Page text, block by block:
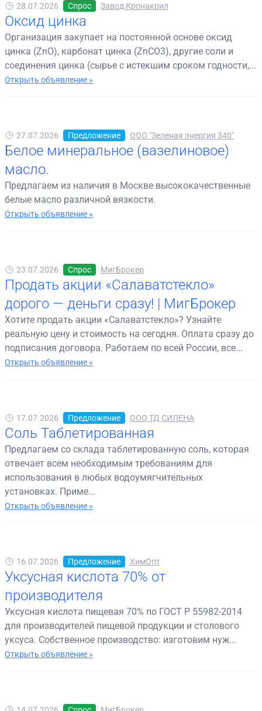
28.07.2026 Спрос Завод Кронакрил
Оксид цинка
Организация закупает на постоянной основе оксид
цинка (ZnO), карбонат цинка (ZnCO3), другие соли и
соединения цинка (сырье с истекшим сроком годности,...
Открыть объявление »
27.07.2026 Предложение ООО "Зеленая энергия 340"
Белое минеральное (вазелиновое)
масло.
Предлагаем из наличия в Москве высококачественные
белые масло различной вязкости.
Открыть объявление »
23.07.2026 Спрос МигБрокер
Продать акции «Салаватстекло»
дорого — деньги сразу! | МигБрокер
Хотите продать акции «Салаватстекло»? Узнайте
реальную цену и стоимость на сегодня. Оплата сразу до
подписания договора. Работаем по всей России, все...
Открыть объявление »
17.07.2026 Предложение ООО ТД СИЛЕНА
Соль Таблетированная
Предлагаем со склада таблетированную соль, которая
отвечает всем необходимым требованиям для
использования в любых водоумягчительных
установках. Приме...
Открыть объявление »
16.07.2026 Предложение ХимОпт
Уксусная кислота 70% от
производителя
Уксусная кислота пищевая 70% по ГОСТ Р 55982-2014
для производителей пищевой продукции и столового
уксуса. Собственное производство: изготовим нуж...
Открыть объявление »